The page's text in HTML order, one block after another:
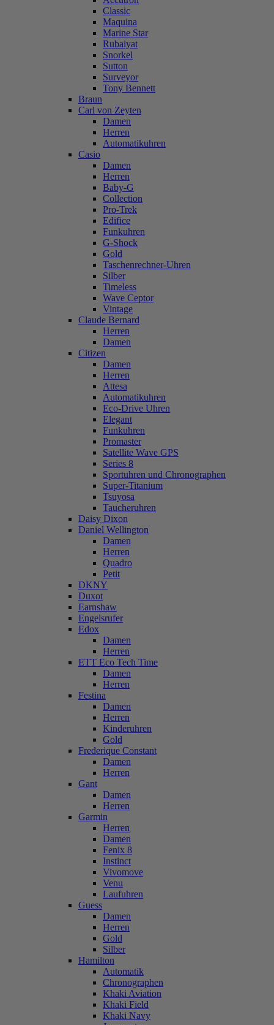
Classic
Maquina
Marine Star
Rubaiyat
Snorkel
Sutton
Surveyor
Tony Bennett
Braun
Carl von Zeyten
Damen
Herren
Automatikuhren
Casio
Damen
Herren
Baby-G
Collection
Pro-Trek
Edifice
Funkuhren
G-Shock
Gold
Taschenrechner-Uhren
Silber
Timeless
Wave Ceptor
Vintage
Claude Bernard
Herren
Damen
Citizen
Damen
Herren
Attesa
Automatikuhren
Eco-Drive Uhren
Elegant
Funkuhren
Promaster
Satellite Wave GPS
Series 8
Sportuhren und Chronographen
Super-Titanium
Tsuyosa
Taucheruhren
Daisy Dixon
Daniel Wellington
Damen
Herren
Quadro
Petit
DKNY
Duxot
Earnshaw
Engelsrufer
Edox
Damen
Herren
ETT Eco Tech Time
Damen
Herren
Festina
Damen
Herren
Kinderuhren
Gold
Frederique Constant
Damen
Herren
Gant
Damen
Herren
Garmin
Herren
Damen
Fenix 8
Instinct
Vivomove
Venu
Laufuhren
Guess
Damen
Herren
Gold
Silber
Hamilton
Automatik
Chronographen
Khaki Aviation
Khaki Field
Khaki Navy